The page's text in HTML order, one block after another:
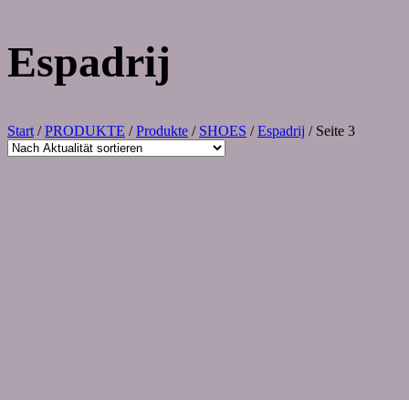
Espadrij
Start /PRODUKTE /Produkte / SHOES /Espadrij / Seite 3